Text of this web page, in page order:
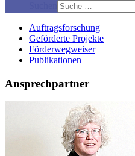
Auftragsforschung
Geförderte Projekte
Förderwegweiser
Publikationen
Ansprechpartner